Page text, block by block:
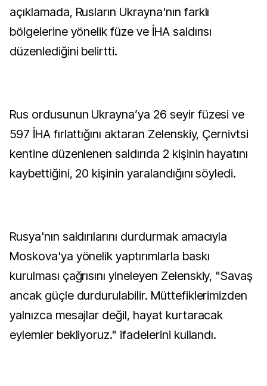
açıklamada, Rusların Ukrayna'nın farklı
bölgelerine yönelik füze ve İHA saldırısı
düzenlediğini belirtti.
Rus ordusunun Ukrayna’ya 26 seyir füzesi ve
597 İHA fırlattığını aktaran Zelenskiy, Çernivtsi
kentine düzenlenen saldırıda 2 kişinin hayatını
kaybettiğini, 20 kişinin yaralandığını söyledi.
Rusya'nın saldırılarını durdurmak amacıyla
Moskova'ya yönelik yaptırımlarla baskı
kurulması çağrısını yineleyen Zelenskiy, "Savaş
ancak güçle durdurulabilir. Müttefiklerimizden
yalnızca mesajlar değil, hayat kurtaracak
eylemler bekliyoruz." ifadelerini kullandı.